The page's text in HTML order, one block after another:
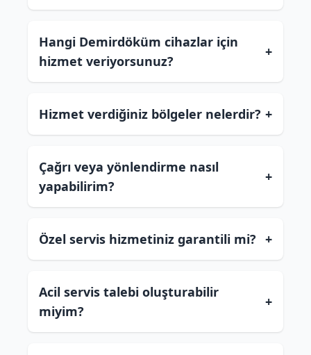
Hangi Demirdöküm cihazlar için
hizmet veriyorsunuz?
+
Hizmet verdiğiniz bölgeler nelerdir? +
Çağrı veya yönlendirme nasıl
yapabilirim?
+
Özel servis hizmetiniz garantili mi? +
Acil servis talebi oluşturabilir
miyim?
+